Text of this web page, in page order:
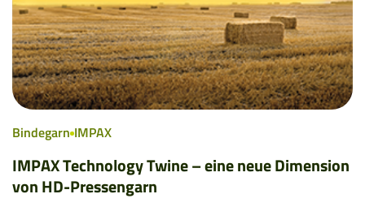
Bindegarn IMPAX
IMPAX Technology Twine – eine neue Dimension
von HD-Pressengarn